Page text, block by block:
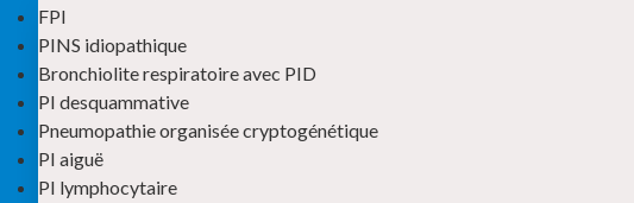
FPI
PINS idiopathique
Bronchiolite respiratoire avec PID
PI desquammative
Pneumopathie organisée cryptogénétique
PI aiguë
PI lymphocytaire